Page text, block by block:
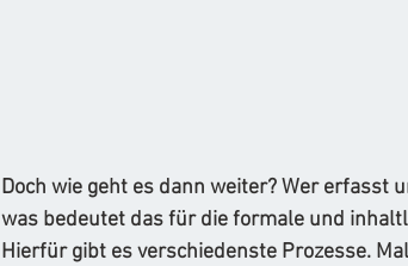
Doch wie geht es dann weiter? Wer erfasst
was bedeutet das für die formale und
Hierfür gibt es verschiedenste Prozesse.